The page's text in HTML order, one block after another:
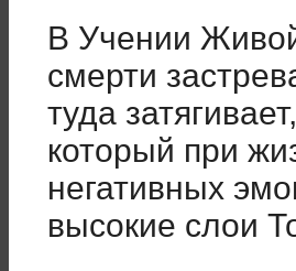
В Учении
смерти
туда
который при
негативных
высокие слои